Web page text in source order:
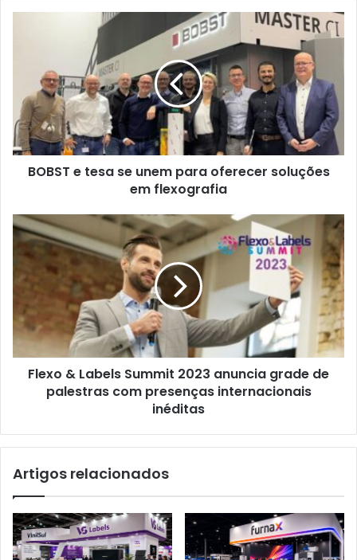
para
oferecer
soluções
em
flexografia
BOBST e tesa se unem para oferecer soluções
em flexografia
Flexo
Labels
Summit
2023
anuncia
grade
de
palestras
com
presenças
Flexo & Labels Summit 2023 anuncia grade de
palestras com presenças internacionais
inéditas
Artigos relacionados